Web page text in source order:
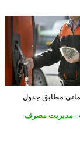
مطابق جدول
مصرف